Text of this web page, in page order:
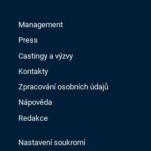
Management
Press
Castingy a výzvy
Kontakty
Zpracování osobních údajů
Nápověda
Redakce
Nastavení soukromí